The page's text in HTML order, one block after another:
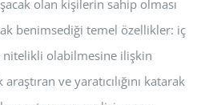
olan kişilerin sahip olması
benimsediği temel özellikler: iç
nitelikli olabilmesine ilişkin
ve yaratıcılığını katarak